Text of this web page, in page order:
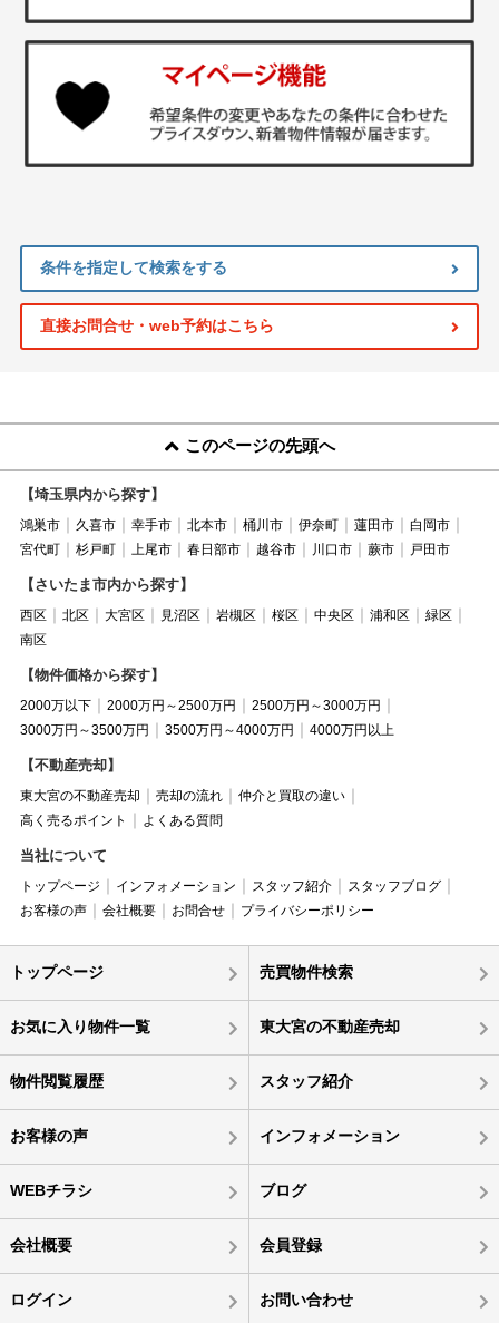
条件を指定して検索をする
直接お問合せ・web予約はこちら
このページの先頭へ
【埼玉県内から探す】
鴻巣市 久喜市 幸手市 北本市 桶川市 伊奈町 蓮田市
白岡市
宮代町
杉戸町 上尾市 春日部市 越谷市 川口市 蕨市 戸田市
【さいたま市内から探す】
西区 北区 大宮区 見沼区 岩槻区 桜区 中央区 浦和区
緑区
南区
【物件価格から探す】
2000万以下 2000万円～2500万円
2500万円～3000万円
3000万円～3500万円
3500万円～4000万円 4000万円以上
【不動産売却】
東大宮の不動産売却 売却の流れ
仲介と買取の違い
高く売るポイント
よくある質問
当社について
トップページ インフォメーション スタッフ紹介
スタッフブログ
お客様の声
会社概要 お問合せ プライバシーポリシー
トップページ 売買物件検索
お気に入り物件一覧 東大宮の不動産売却
物件閲覧履歴 スタッフ紹介
お客様の声 インフォメーション
WEBチラシ ブログ
会社概要 会員登録
ログイン お問い合わせ